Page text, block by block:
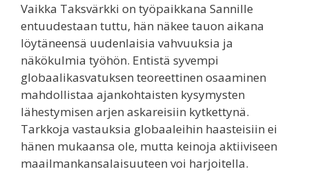
Vaikka Taksvärkki on työpaikkana Sannille
entuudestaan tuttu, hän näkee tauon aikana
löytäneensä uudenlaisia vahvuuksia ja
näkökulmia työhön. Entistä syvempi
globaalikasvatuksen teoreettinen osaaminen
mahdollistaa ajankohtaisten kysymysten
lähestymisen arjen askareisiin kytkettynä.
Tarkkoja vastauksia globaaleihin haasteisiin ei
hänen mukaansa ole, mutta keinoja aktiiviseen
maailmankansalaisuuteen voi harjoitella.